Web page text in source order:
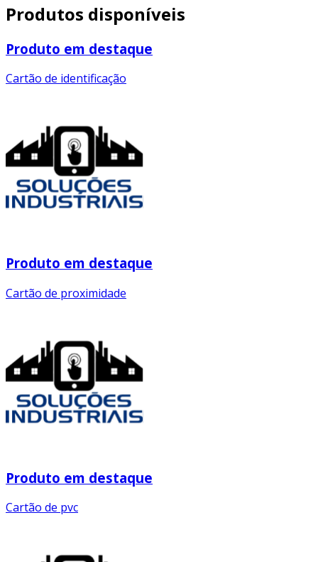
Produtos disponíveis
Produto em destaque
Cartão de identificação
Produto em destaque
Cartão de proximidade
Produto em destaque
Cartão de pvc